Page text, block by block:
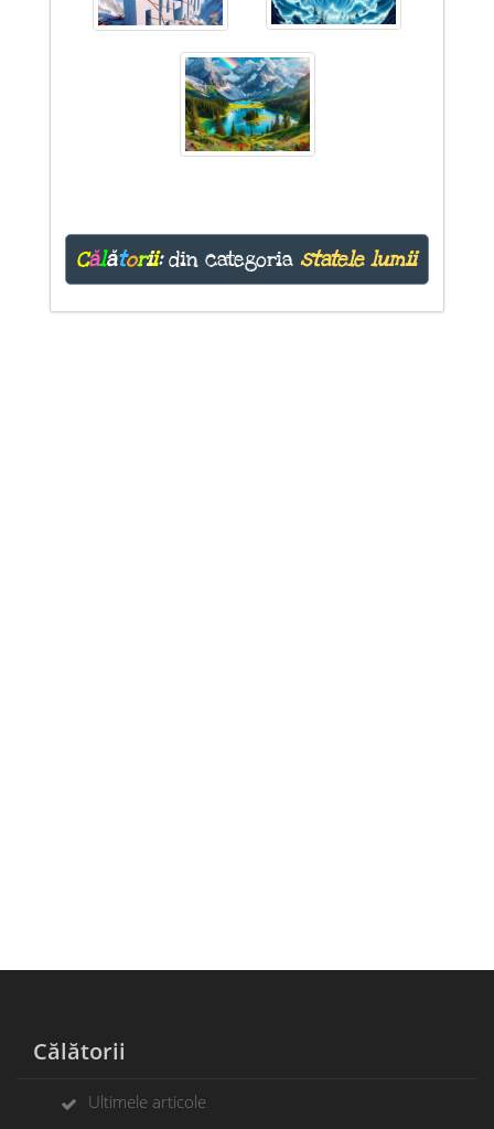
Călătorii:din categoriastatele lumii
Călătorii
Ultimele articole